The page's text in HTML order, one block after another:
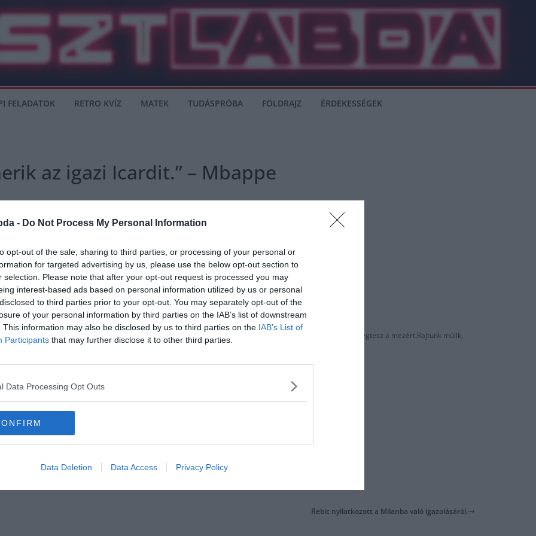
- Do Not Process My Personal Information
opt-out of the sale, sharing to third parties, or processing of your personal or
for targeted advertising by us, please use the below opt-out section to
selection. Please note that after your opt-out request is processed you may
interest-based ads based on personal information utilized by us or personal
to third parties prior to your opt-out. You may separately opt-out of the
of your personal information by third parties on the IAB’s list of downstream
This information may also be disclosed by us to third parties on the IAB’s List of
Participants that may further disclose it to other third parties.
Data Processing Opt Outs
Data Deletion Data Access Privacy Policy
FELADATOK RETRO KVÍZ MATEK TUDÁSPRÓBA FÖLDRAJZ ÉRDEKESSÉGEK
az igazi Icardit.” – Mbappe
Icardi-ról.
nem ismerik az igazi arcát, mindent megtesz a csapatáért.”
opcióval, és Mbappe máris rajongójává vált a csatárnak.
gálán.
megismeri a valódi énjét. Számomra egy nagyon érdekes és egyben szégyenlős srác, aki mindent megtesz a mezért.Rajtunk múlik,
akkor sok gólt fog nekünk szerezni.”
Rebic nyilatkozott a Milanba való igazolásáról.